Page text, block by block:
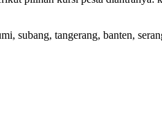
subang, tangerang, banten,